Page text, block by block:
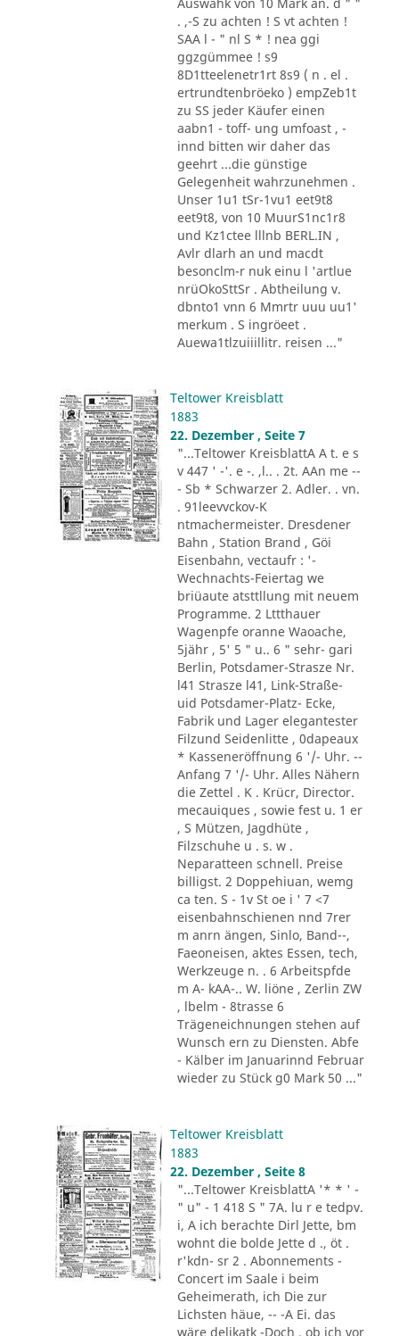
. ,-S zu achten ! S vt achten !
SAA l - " nl S * ! nea ggi
ggzgümmee ! s9
8D1tteelenetr1rt 8s9 ( n . el .
ertrundtenbröeko ) empZeb1t
zu SS jeder Käufer einen
aabn1 - toff- ung umfoast , -
innd bitten wir daher das
geehrt ...die günstige
Gelegenheit wahrzunehmen .
Unser 1u1 tSr-1vu1 eet9t8
eet9t8, von 10 MuurS1nc1r8
und Kz1ctee lllnb BERL.IN ,
Avlr dlarh an und macdt
besonclm-r nuk einu l 'artlue
nrüOkoSttSr . Abtheilung v.
dbnto1 vnn 6 Mmrtr uuu uu1'
merkum . S ingröeet .
Auewa1tlzuiiillitr. reisen ..."
Teltower Kreisblatt
1883
22. Dezember , Seite 7
"...Teltower KreisblattA A t. e s
v 447 ' -'. e -. ,l.. . 2t. AAn me --
- Sb * Schwarzer 2. Adler. . vn.
. 91leevvckov-K
ntmachermeister. Dresdener
Bahn , Station Brand , Göi
Eisenbahn, vectaufr : '-
Wechnachts-Feiertag we
briüaute atsttllung mit neuem
Programme. 2 Lttthauer
Wagenpfe oranne Waoache,
5jähr , 5' 5 " u.. 6 " sehr- gari
Berlin, Potsdamer-Strasze Nr.
l41 Strasze l41, Link-Straße-
uid Potsdamer-Platz- Ecke,
Fabrik und Lager elegantester
Filzund Seidenlitte , 0dapeaux
* Kasseneröffnung 6 '/- Uhr. --
Anfang 7 '/- Uhr. Alles Nähern
die Zettel . K . Krücr, Director.
mecauiques , sowie fest u. 1 er
, S Mützen, Jagdhüte ,
Filzschuhe u . s. w .
Neparatteen schnell. Preise
billigst. 2 Doppehiuan, wemg
ca ten. S - 1v St oe i ' 7 <7
eisenbahnschienen nnd 7rer
m anrn ängen, Sinlo, Band--,
Faeoneisen, aktes Essen, tech,
Werkzeuge n. . 6 Arbeitspfde
m A- kAA-.. W. liöne , Zerlin ZW
, lbelm - 8trasse 6
Trägeneichnungen stehen auf
Wunsch ern zu Diensten. Abfe
- Kälber im Januarinnd Februar
wieder zu Stück g0 Mark 50 ..."
Teltower Kreisblatt
1883
22. Dezember , Seite 8
"...Teltower KreisblattA '* * ' -
" u" - 1 418 S " 7A. lu r e tedpv.
i, A ich berachte Dirl Jette, bm
wohnt die bolde Jette d ., öt .
r'kdn- sr 2 . Abonnements -
Concert im Saale i beim
Geheimerath, ich Die zur
Lichsten häue, -- -A Ei. das
wäre delikatk -Doch , ob ich vor